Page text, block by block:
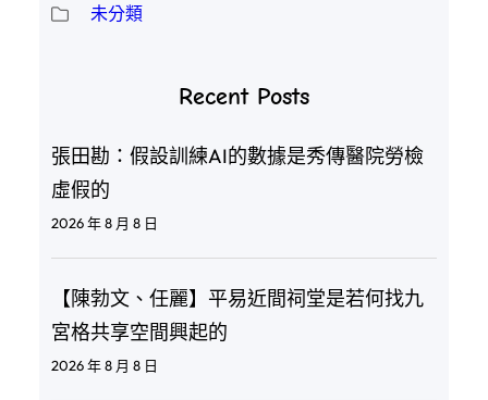
未分類
Recent Posts
張田勘：假設訓練AI的數據是秀傳醫院勞檢
虛假的
2026 年 8 月 8 日
【陳勃文、任麗】平易近間祠堂是若何找九
宮格共享空間興起的
2026 年 8 月 8 日